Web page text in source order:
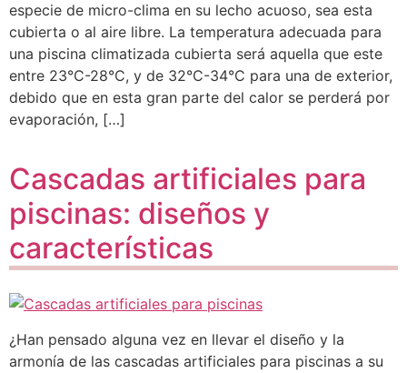
especie de micro-clima en su lecho acuoso, sea esta
cubierta o al aire libre. La temperatura adecuada para
una piscina climatizada cubierta será aquella que este
entre 23°C-28°C, y de 32°C-34°C para una de exterior,
debido que en esta gran parte del calor se perderá por
evaporación, […]
Cascadas artificiales para
piscinas: diseños y
características
¿Han pensado alguna vez en llevar el diseño y la
armonía de las cascadas artificiales para piscinas a su